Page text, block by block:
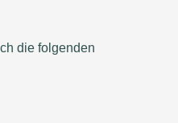
die folgenden